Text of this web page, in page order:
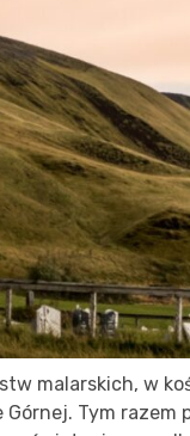
malarskich, w
Tym razem